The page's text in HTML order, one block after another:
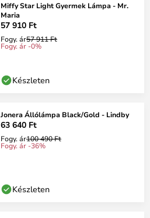
Miffy Star Light Gyermek Lámpa - Mr.
Maria
57 910 Ft
Fogy. ár57 911 Ft
Fogy. ár -0%
Készleten
Jonera Állólámpa Black/Gold - Lindby
63 640 Ft
Fogy. ár100 490 Ft
Fogy. ár -36%
Készleten